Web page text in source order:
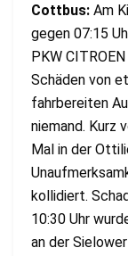
Cottbus: Am
gegen 07:15
PKW
Schäden von
fahrbereiten
niemand. Kurz
Mal in der
kollidiert.
10:30 Uhr
an der